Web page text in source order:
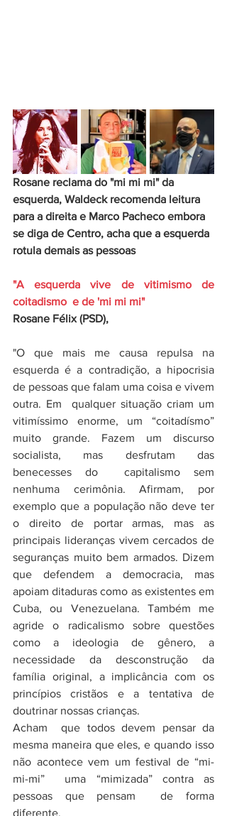
Rosane reclama do "mi mi mi" da
esquerda, Waldeck recomenda leitura
para a direita e Marco Pacheco embora
se diga de Centro, acha que a esquerda
rotula demais as pessoas
"A esquerda vive de vitimismo de
coitadismo  e de 'mi mi mi"
Rosane Félix (PSD),
"O que mais me causa repulsa na
esquerda é a contradição, a hipocrisia
de pessoas que falam uma coisa e vivem
outra. Em  qualquer situação criam um
vitimíssimo enorme, um “coitadísmo”
muito grande. Fazem um discurso
socialista, mas desfrutam das
benecesses do  capitalismo sem
nenhuma cerimônia. Afirmam, por
exemplo que a população não deve ter
o direito de portar armas, mas as
principais lideranças vivem cercados de
seguranças muito bem armados. Dizem
que defendem a democracia, mas
apoiam ditaduras como as existentes em
Cuba, ou Venezuelana. Também me
agride o radicalismo sobre questões
como a ideologia de gênero, a
necessidade da desconstrução da
família original, a implicância com os
princípios cristãos e a tentativa de
doutrinar nossas crianças.
Acham  que todos devem pensar da
mesma maneira que eles, e quando isso
não acontece vem um festival de “mi-
mi-mi”  uma “mimizada” contra as
pessoas que pensam  de forma
diferente.